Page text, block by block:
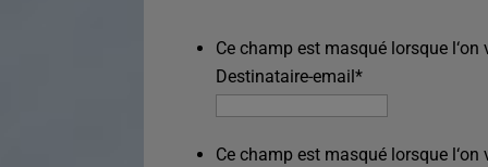
Ce champ est masqué lorsque
Destinataire-email*
Ce champ est masqué lorsque